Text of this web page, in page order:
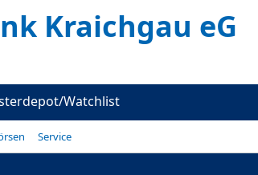
Kraichgau eG
Watchlist
Service